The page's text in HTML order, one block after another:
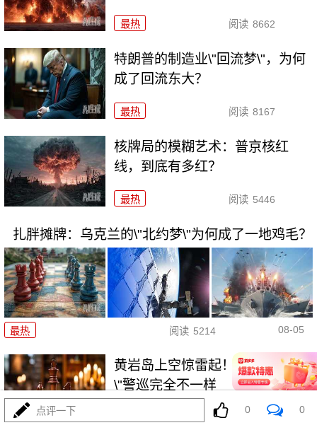
最热 阅读 8662
特朗普的制造业\"回流梦\"，为何
成了回流东大？
最热 阅读 8167
核牌局的模糊艺术：普京核红
线，到底有多红？
最热 阅读 5446
扎胖摊牌：乌克兰的\"北约梦\"为何成了一地鸡毛？
最热 阅读 5214 08-05
黄岩岛上空惊雷起！东大\"八一
\"警巡完全不一样
16180
点评一下 0 0